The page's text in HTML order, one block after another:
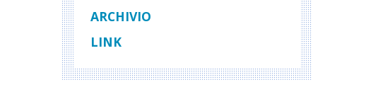
ARCHIVIO
LINK